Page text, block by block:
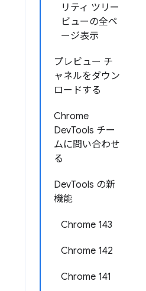
リティ ツリー
ビューの全ペ
ージ表示
プレビュー チ
ャネルをダウン
ロードする
Chrome
DevTools チー
ムに問い合わせ
る
DevTools の新
機能
Chrome 143
Chrome 142
Chrome 141